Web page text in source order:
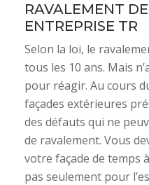
RAVALEMENT
ENTREPRISE TR
Selon la loi, le
tous les 10 ans. Mais
pour réagir. Au cours
façades extérieures
des défauts qui ne
de ravalement. Vous
votre façade de temps
pas seulement pour